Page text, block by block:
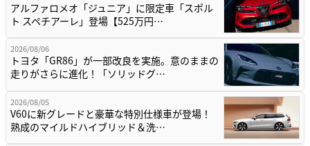
アルファロメオ「ジュニア」に限定車「スポル
ト スペチアーレ」登場【525万円…
2026/08/06
トヨタ「GR86」が一部改良を実施。意のままの
走りがさらに進化！「ソリッドグ…
2026/08/05
V60に新グレードと豪華な特別仕様車が登場！
熟成のマイルドハイブリッド＆洗…